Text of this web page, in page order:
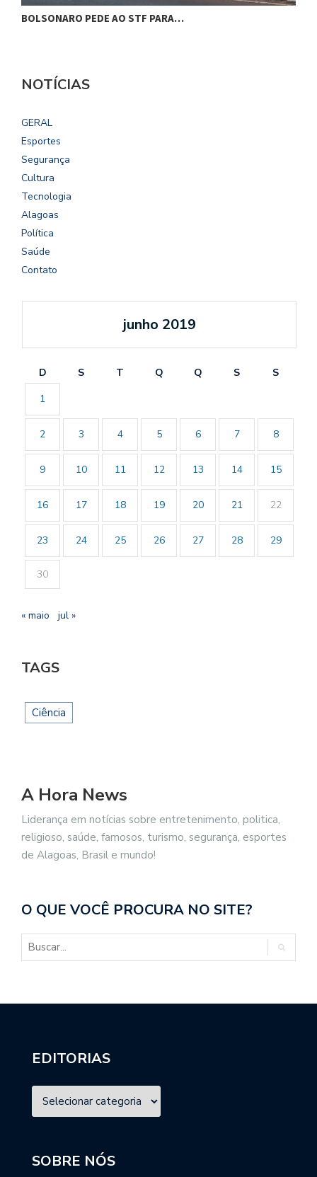
BOLSONARO PEDE AO STF PARA…
NOTÍCIAS
GERAL
Esportes
Segurança
Cultura
Tecnologia
Alagoas
Política
Saúde
Contato
junho 2019
D S T Q Q S
S
1
2 3 4 5 6 7 8
9 10 11 12 13 14 15
16 17 18 19 20 21 22
23 24 25 26 27 28 29
30
« maio jul »
TAGS
Ciência
A Hora News
Liderança em notícias sobre entretenimento, politica,
religioso, saúde, famosos, turismo, segurança, esportes
de Alagoas, Brasil e mundo!
O QUE VOCÊ PROCURA NO SITE?
EDITORIAS
SOBRE NÓS